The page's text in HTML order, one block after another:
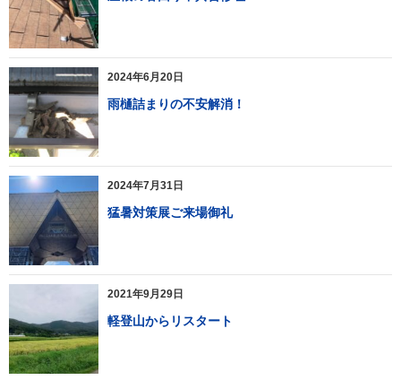
2024年6月20日
雨樋詰まりの不安解消！
2024年7月31日
猛暑対策展ご来場御礼
2021年9月29日
軽登山からリスタート